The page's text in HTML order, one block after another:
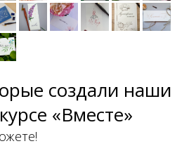
создали наши
«Вместе»